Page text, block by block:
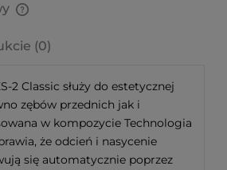
(0)
2 Classic służy do estetycznej
zębów przednich jak i
w kompozycie Technologia
że odcień i nasycenie
się automatycznie poprzez